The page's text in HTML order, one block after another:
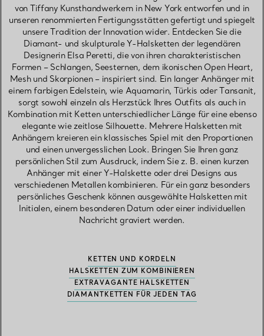
von Tiffany Kunsthandwerkern in New York entworfen und in
unseren renommierten Fertigungsstätten gefertigt und spiegelt
unsere Tradition der Innovation wider. Entdecken Sie die
Diamant- und skulpturale Y-Halsketten der legendären
Designerin Elsa Peretti, die von ihren charakteristischen
Formen – Schlangen, Seesternen, dem ikonischen Open Heart,
Mesh und Skorpionen – inspiriert sind. Ein langer Anhänger mit
einem farbigen Edelstein, wie Aquamarin, Türkis oder Tansanit,
sorgt sowohl einzeln als Herzstück Ihres Outfits als auch in
Kombination mit Ketten unterschiedlicher Länge für eine ebenso
elegante wie zeitlose Silhouette. Mehrere Halsketten mit
Anhängern kreieren ein klassisches Spiel mit den Proportionen
und einen unvergesslichen Look. Bringen Sie Ihren ganz
persönlichen Stil zum Ausdruck, indem Sie z. B. einen kurzen
Anhänger mit einer Y-Halskette oder drei Designs aus
verschiedenen Metallen kombinieren. Für ein ganz besonders
persönliches Geschenk können ausgewählte Halsketten mit
Initialen, einem besonderen Datum oder einer individuellen
Nachricht graviert werden.
KETTEN UND KORDELN
HALSKETTEN ZUM KOMBINIEREN
EXTRAVAGANTE HALSKETTEN
DIAMANTKETTEN FÜR JEDEN TAG